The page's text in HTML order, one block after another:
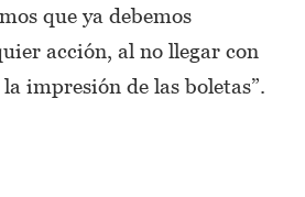
que ya debemos
acción, al no llegar con
impresión de las boletas”.